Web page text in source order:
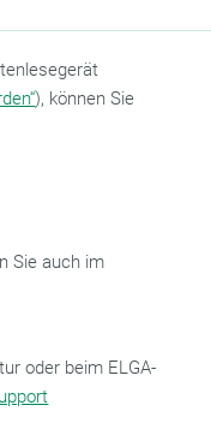
), können Sie
Sie auch im
oder beim ELGA-